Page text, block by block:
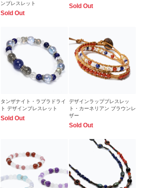
ンブレスレット
Sold Out
Sold Out
タンザナイト・ラブラドライ
ト デザインブレスレット
Sold Out
デザインラップブレスレッ
ト・カーネリアン ブラウンレ
ザー
Sold Out